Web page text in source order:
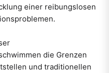
einer reibungslosen
die Grenzen
und traditionellen